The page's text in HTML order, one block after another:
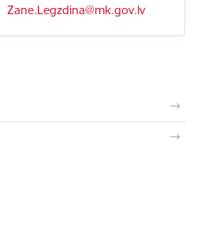
E-pasts:
Zane.Legzdina@mk.gov.lv